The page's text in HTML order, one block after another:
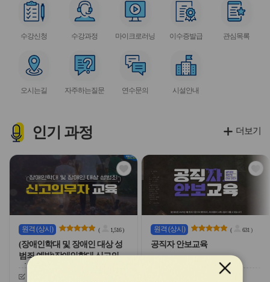
서
스
이
콘
수강신청
서
스
이
콘
수강과정
서
스
이
콘
마이크로러닝
서
스
이
콘
이수증발급
서
스
관심목록
서
스
콘
오시는길
서
스
콘
자주하는질문
서
스
연수문의
서
스
시설안내
인기 과정
관
심
아
이
콘
원격 (상시) ( 1,516)
(장애인학대 및 장애인 대상 성
범죄 예방)장애인학대 신고의무
자 교육
관
심
원격 (상시) ( 631)
공직자 안보교육
26.02.03 ~ 26.12.20
더보기